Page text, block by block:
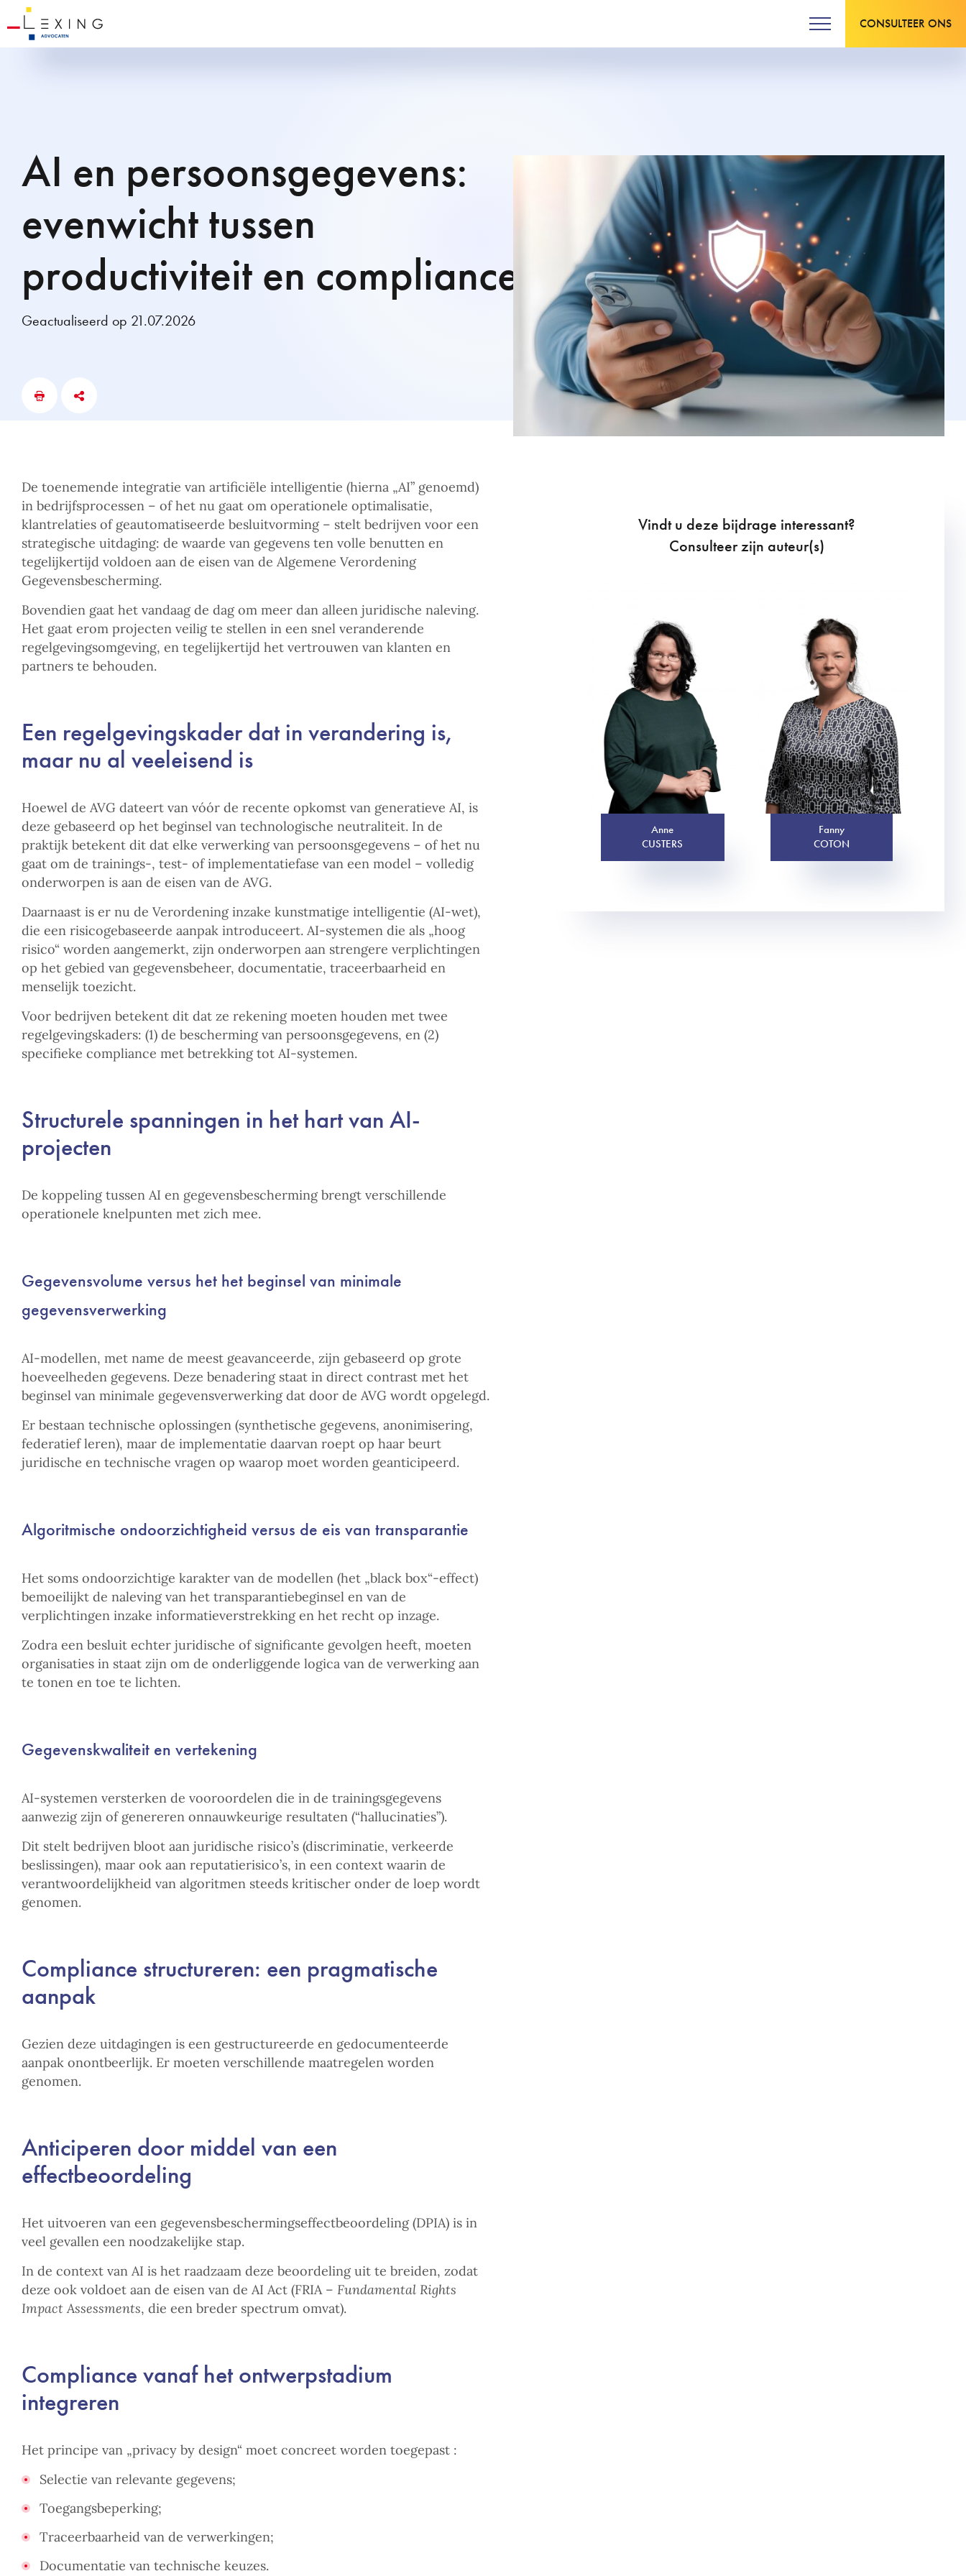
CONSULTEER ONS
AI en persoonsgegevens:
evenwicht tussen
productiviteit en compliance
Geactualiseerd op 21.07.2026
De toenemende integratie van artificiële intelligentie (hierna „AI” genoemd)
in bedrijfsprocessen – of het nu gaat om operationele optimalisatie,
klantrelaties of geautomatiseerde besluitvorming – stelt bedrijven voor een
strategische uitdaging: de waarde van gegevens ten volle benutten en
tegelijkertijd voldoen aan de eisen van de Algemene Verordening
Gegevensbescherming.
Bovendien gaat het vandaag de dag om meer dan alleen juridische naleving.
Het gaat erom projecten veilig te stellen in een snel veranderende
regelgevingsomgeving, en tegelijkertijd het vertrouwen van klanten en
partners te behouden.
Een regelgevingskader dat in verandering is,
maar nu al veeleisend is
Hoewel de AVG dateert van vóór de recente opkomst van generatieve AI, is
deze gebaseerd op het beginsel van technologische neutraliteit. In de
praktijk betekent dit dat elke verwerking van persoonsgegevens – of het nu
gaat om de trainings-, test- of implementatiefase van een model – volledig
onderworpen is aan de eisen van de AVG.
Daarnaast is er nu de Verordening inzake kunstmatige intelligentie (AI-wet),
die een risicogebaseerde aanpak introduceert. AI-systemen die als „hoog
risico“ worden aangemerkt, zijn onderworpen aan strengere verplichtingen
op het gebied van gegevensbeheer, documentatie, traceerbaarheid en
menselijk toezicht.
Voor bedrijven betekent dit dat ze rekening moeten houden met twee
regelgevingskaders: (1) de bescherming van persoonsgegevens, en (2)
specifieke compliance met betrekking tot AI-systemen.
Structurele spanningen in het hart van AI-
projecten
De koppeling tussen AI en gegevensbescherming brengt verschillende
operationele knelpunten met zich mee.
Gegevensvolume versus het het beginsel van minimale
gegevensverwerking
AI-modellen, met name de meest geavanceerde, zijn gebaseerd op grote
hoeveelheden gegevens. Deze benadering staat in direct contrast met het
beginsel van minimale gegevensverwerking dat door de AVG wordt opgelegd.
Er bestaan technische oplossingen (synthetische gegevens, anonimisering,
federatief leren), maar de implementatie daarvan roept op haar beurt
juridische en technische vragen op waarop moet worden geanticipeerd.
Algoritmische ondoorzichtigheid versus de eis van transparantie
Het soms ondoorzichtige karakter van de modellen (het „black box“-effect)
bemoeilijkt de naleving van het transparantiebeginsel en van de
verplichtingen inzake informatieverstrekking en het recht op inzage.
Zodra een besluit echter juridische of significante gevolgen heeft, moeten
organisaties in staat zijn om de onderliggende logica van de verwerking aan
te tonen en toe te lichten.
Gegevenskwaliteit en vertekening
AI-systemen versterken de vooroordelen die in de trainingsgegevens
aanwezig zijn of genereren onnauwkeurige resultaten (“hallucinaties”).
Dit stelt bedrijven bloot aan juridische risico’s (discriminatie, verkeerde
beslissingen), maar ook aan reputatierisico’s, in een context waarin de
verantwoordelijkheid van algoritmen steeds kritischer onder de loep wordt
genomen.
Compliance structureren: een pragmatische
aanpak
Gezien deze uitdagingen is een gestructureerde en gedocumenteerde
aanpak onontbeerlijk. Er moeten verschillende maatregelen worden
genomen.
Anticiperen door middel van een
effectbeoordeling
Het uitvoeren van een gegevensbeschermingseffectbeoordeling (DPIA) is in
veel gevallen een noodzakelijke stap.
In de context van AI is het raadzaam deze beoordeling uit te breiden, zodat
deze ook voldoet aan de eisen van de AI Act (FRIA – Fundamental Rights
Impact Assessments, die een breder spectrum omvat).
Compliance vanaf het ontwerpstadium
integreren
Het principe van „privacy by design“ moet concreet worden toegepast :
Selectie van relevante gegevens;
Toegangsbeperking;
Traceerbaarheid van de verwerkingen;
Documentatie van technische keuzes.
Vindt u deze bijdrage interessant?
Consulteer zijn auteur(s)
Anne
CUSTERS
Fanny
COTON